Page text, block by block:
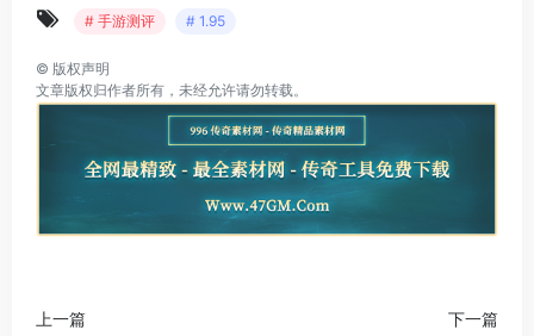
# 手游测评 # 1.95
© 版权声明
文章版权归作者所有，未经允许请勿转载。
上一篇 下一篇